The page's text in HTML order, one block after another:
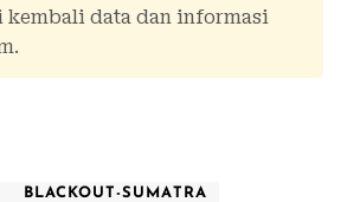
kembali data dan informasi
BLACKOUT-SUMATRA